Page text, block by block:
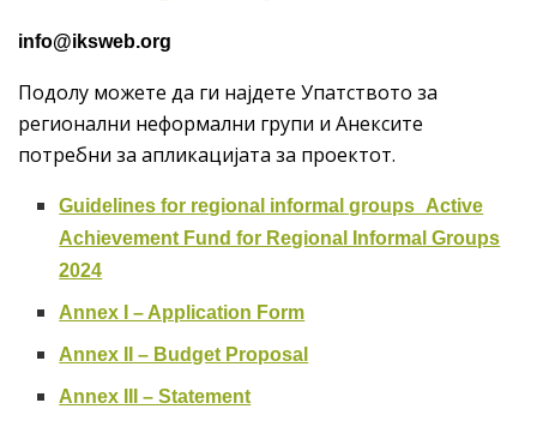
info@iksweb.org
Подолу можете да ги најдете Упатството за
регионални неформални групи и Анексите
потребни за апликацијата за проектот.
Guidelines for regional informal groups_Active
Achievement Fund for Regional Informal Groups
2024
Annex I – Application Form
Annex II – Budget Proposal
Annex III – Statement